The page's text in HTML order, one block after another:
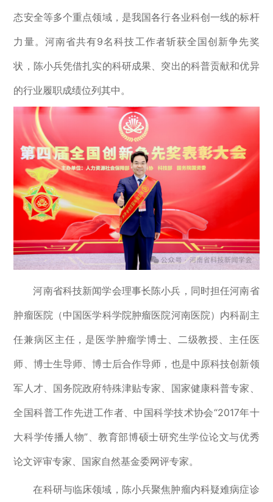
态安全等多个重点领域，是我国各行各业科创一线的标杆
力量。河南省共有9名科技工作者斩获全国创新争先奖
状，陈小兵凭借扎实的科研成果、突出的科普贡献和优异
的行业履职成绩位列其中。
河南省科技新闻学会理事长陈小兵，同时担任河南省
肿瘤医院（中国医学科学院肿瘤医院河南医院）内科副主
任兼病区主任，是医学肿瘤学博士、二级教授、主任医
师、博士生导师、博士后合作导师，也是中原科技创新领
军人才、国务院政府特殊津贴专家、国家健康科普专家、
全国科普工作先进工作者、中国科学技术协会“2017年十
大科学传播人物”、教育部博硕士研究生学位论文与优秀
论文评审专家、国家自然基金委网评专家。
在科研与临床领域，陈小兵聚焦肿瘤内科疑难病症诊